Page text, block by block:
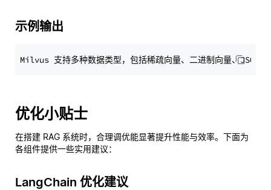
示例输出
优化小贴士
在搭建 RAG 系统时，合理调优能显著提升性能与效率。下面为
各组件提供一些实用建议：
LangChain 优化建议